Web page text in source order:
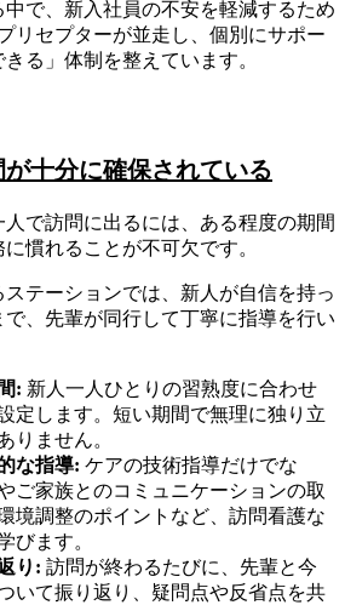
で、新入社員の不安を軽減するため
リセプターが並走し、個別にサポー
る」体制を整えています。
十分に確保されている
で訪問に出るには、ある程度の期間
慣れることが不可欠です。
テーションでは、新人が自信を持っ
、先輩が同行して丁寧に指導を行い
: 新人一人ひとりの習熟度に合わせ
定します。短い期間で無理に独り立
りません。
な指導: ケアの技術指導だけでな
ご家族とのコミュニケーションの取
境調整のポイントなど、訪問看護な
びます。
り: 訪問が終わるたびに、先輩と今
いて振り返り、疑問点や反省点を共